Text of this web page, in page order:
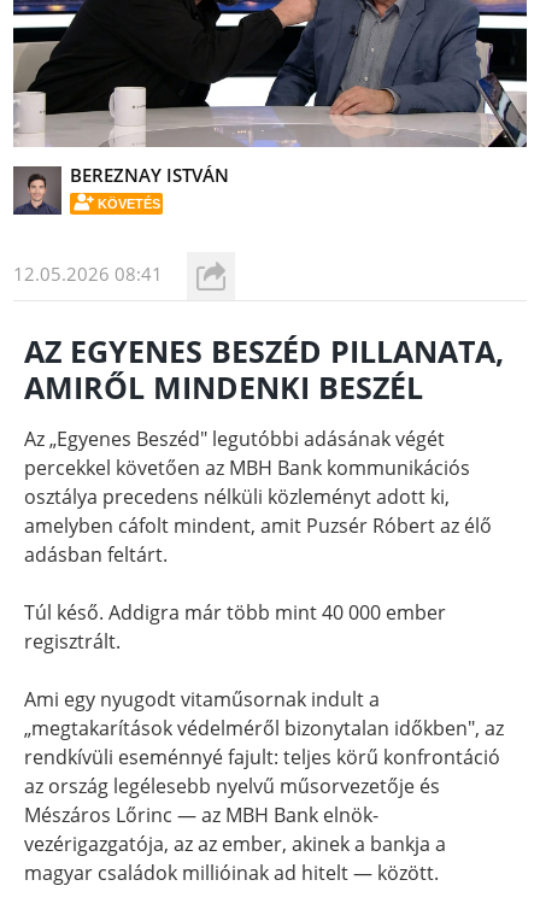
BEREZNAY ISTVÁN
KÖVETÉS
12.05.2026 08:41
AZ EGYENES BESZÉD PILLANATA,
AMIRŐL MINDENKI BESZÉL
Az „Egyenes Beszéd" legutóbbi adásának végét
percekkel követően az MBH Bank kommunikációs
osztálya precedens nélküli közleményt adott ki,
amelyben cáfolt mindent, amit Puzsér Róbert az élő
adásban feltárt.
Túl késő. Addigra már több mint 40 000 ember
regisztrált.
Ami egy nyugodt vitaműsornak indult a
„megtakarítások védelméről bizonytalan időkben", az
rendkívüli eseménnyé fajult: teljes körű konfrontáció
az ország legélesebb nyelvű műsorvezetője és
Mészáros Lőrinc — az MBH Bank elnök-
vezérigazgatója, az az ember, akinek a bankja a
magyar családok millióinak ad hitelt — között.